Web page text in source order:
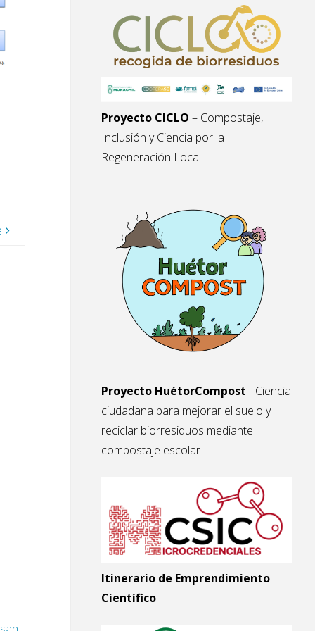
Proyecto CICLO – Compostaje,
Inclusión y Ciencia por la
Regeneración Local
Proyecto HuétorCompost - Ciencia
ciudadana para mejorar el suelo y
reciclar biorresiduos mediante
compostaje escolar
Itinerario de Emprendimiento
Científico